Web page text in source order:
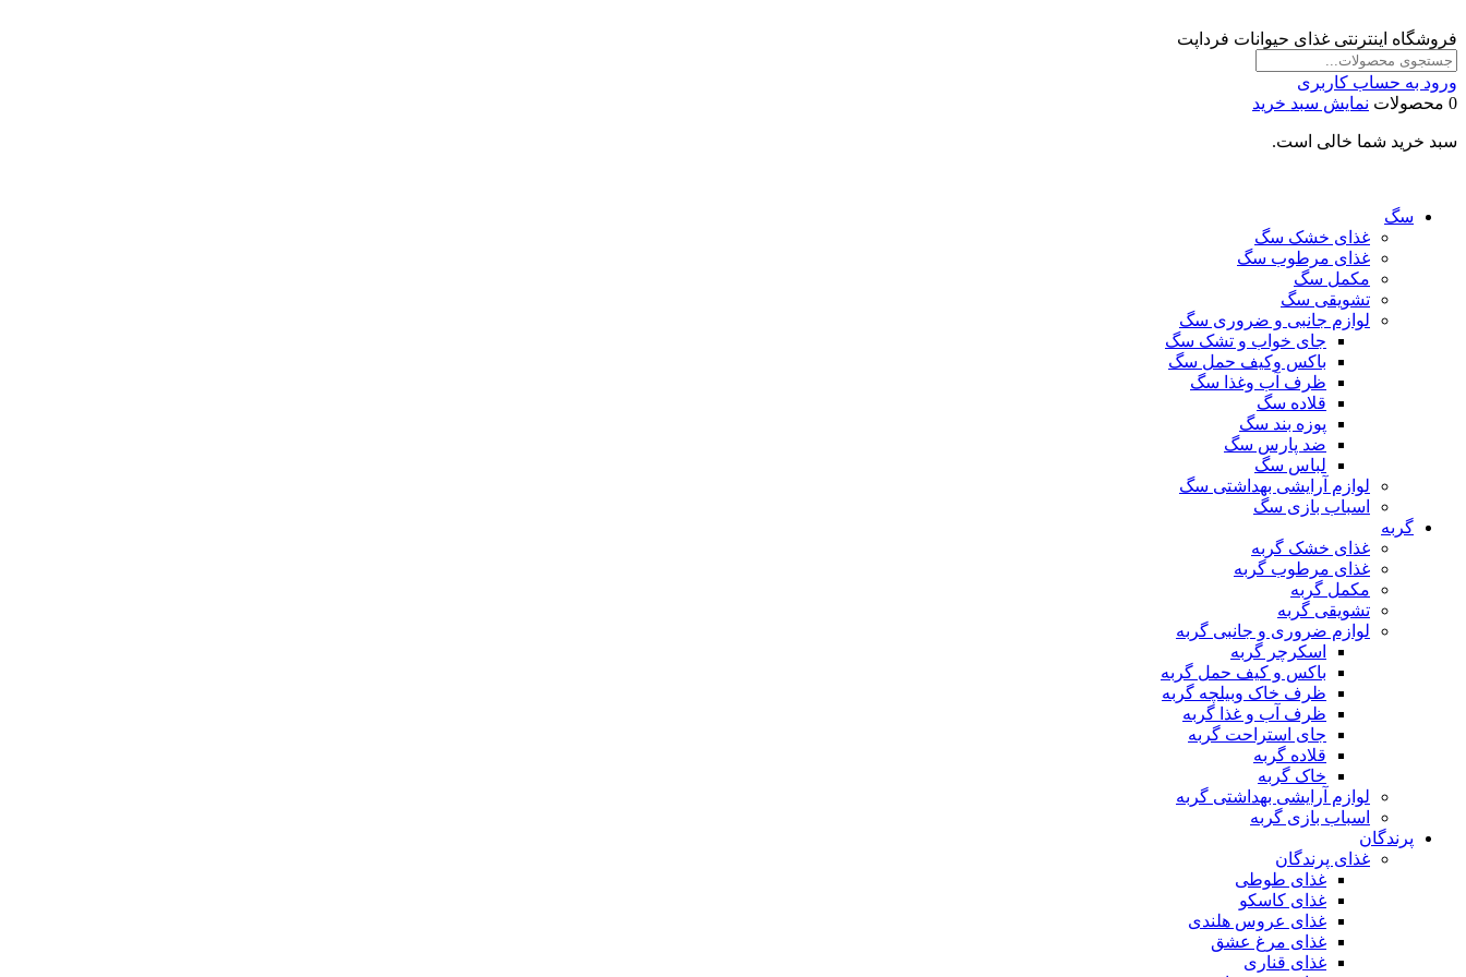
فروشگاه اینترنتی غذای حیوانات فرداپت
ورود به حساب کاربری
0 محصولات
نمایش سبد خرید
سبد خرید شما خالی است.
سگ
غذای خشک سگ
غذای مرطوب سگ
مکمل سگ
تشویقی سگ
لوازم جانبی و ضروری سگ
جای خواب و تشک سگ
باکس وکیف حمل سگ
ظرف آب وغذا سگ
قلاده سگ
پوزه بند سگ
ضد پارس سگ
لباس سگ
لوازم آرایشی بهداشتی سگ
اسباب بازی سگ
گربه
غذای خشک گربه
غذای مرطوب گربه
مکمل گربه
تشویقی گربه
لوازم ضروری و جانبی گربه
اسکرچر گربه
باکس و کیف حمل گربه
ظرف خاک وبیلچه گربه
ظرف آب و غذا گربه
جای استراحت گربه
قلاده گربه
خاک گربه
لوازم آرایشی بهداشتی گربه
اسباب بازی گربه
پرندگان
غذای پرندگان
غذای طوطی
غذای کاسکو
غذای عروس هلندی
غذای مرغ عشق
غذای قناری